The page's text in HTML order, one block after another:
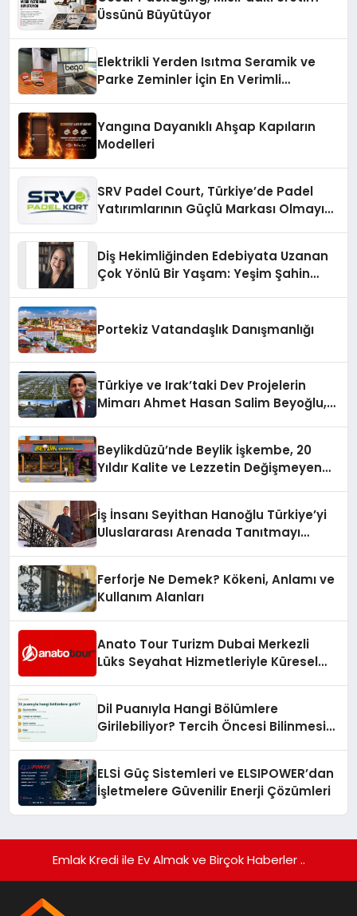
Üssünü Büyütüyor
Elektrikli Yerden Isıtma Seramik ve
Parke Zeminler İçin En Verimli
Yangına Dayanıklı Ahşap Kapıların
Modelleri
SRV Padel Court, Türkiye’de Padel
Yatırımlarının Güçlü Markası Olmayı
Diş Hekimliğinden Edebiyata Uzanan
Çok Yönlü Bir Yaşam: Yeşim Şahin
Portekiz Vatandaşlık Danışmanlığı
Türkiye ve Irak’taki Dev Projelerin
Mimarı Ahmet Hasan Salim Beyoğlu,
Hayata Geçirecek
Beylikdüzü’nde Beylik İşkembe, 20
Yıldır Kalite ve Lezzetin Değişmeyen
İş İnsanı Seyithan Hanoğlu Türkiye’yi
Uluslararası Arenada Tanıtmayı
Ferforje Ne Demek? Kökeni, Anlamı ve
Kullanım Alanları
Anato Tour Turizm Dubai Merkezli
Lüks Seyahat Hizmetleriyle Küresel
Dil Puanıyla Hangi Bölümlere
Girilebiliyor? Tercih Öncesi Bilinmesi
ELSİ Güç Sistemleri ve ELSIPOWER’dan
İşletmelere Güvenilir Enerji Çözümleri
Emlak Kredi ile Ev Almak ve Birçok Haberler ..